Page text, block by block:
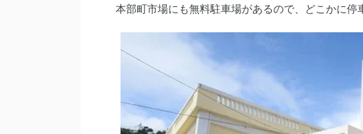
本部町市場にも無料駐車場があるので、どこかに停